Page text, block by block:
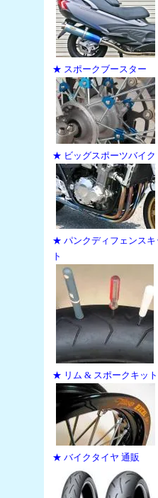
★ スポークブースター
★ ビッグスポーツバイク
★ パンクディフェンスキ
ト
★ リム & スポークキット
★ バイクタイヤ 通販